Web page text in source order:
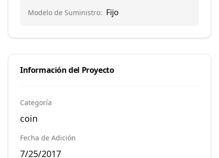
Modelo de Suministro: Fijo
Información del Proyecto
Categoría
coin
Fecha de Adición
7/25/2017